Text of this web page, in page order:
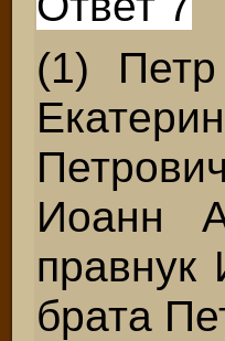
(1)
Иоанн
правнук
брата